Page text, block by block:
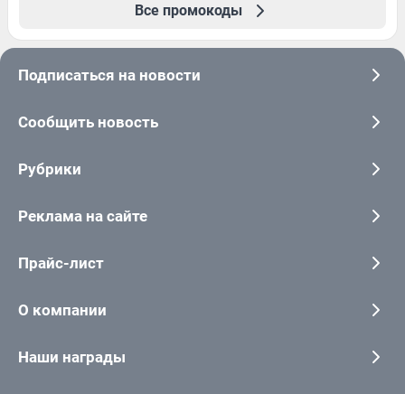
Все промокоды
Подписаться на новости
Сообщить новость
Рубрики
Реклама на сайте
Прайс-лист
О компании
Наши награды